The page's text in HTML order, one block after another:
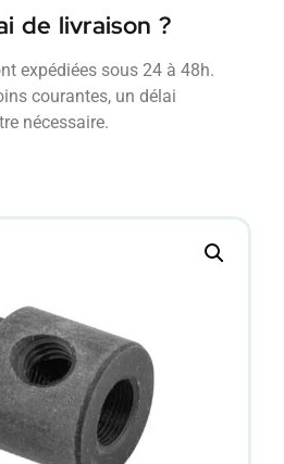
de livraison ?
expédiées sous 24 à 48h.
courantes, un délai
nécessaire.